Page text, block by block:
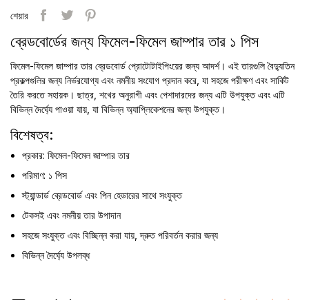
শেয়ার
ব্রেডবোর্ডের জন্য ফিমেল-ফিমেল জাম্পার তার ১ পিস
ফিমেল-ফিমেল জাম্পার তার ব্রেডবোর্ড প্রোটোটাইপিংয়ের জন্য আদর্শ। এই তারগুলি বৈদ্যুতিন
প্রকল্পগুলির জন্য নির্ভরযোগ্য এবং নমনীয় সংযোগ প্রদান করে, যা সহজে পরীক্ষণ এবং সার্কিট
তৈরি করতে সহায়ক। ছাত্র, শখের অনুরাগী এবং পেশাদারদের জন্য এটি উপযুক্ত এবং এটি
বিভিন্ন দৈর্ঘ্যে পাওয়া যায়, যা বিভিন্ন অ্যাপ্লিকেশনের জন্য উপযুক্ত।
বিশেষত্ব:
প্রকার: ফিমেল-ফিমেল জাম্পার তার
পরিমাণ: ১ পিস
স্ট্যান্ডার্ড ব্রেডবোর্ড এবং পিন হেডারের সাথে সংযুক্ত
টেকসই এবং নমনীয় তার উপাদান
সহজে সংযুক্ত এবং বিচ্ছিন্ন করা যায়, দ্রুত পরিবর্তন করার জন্য
বিভিন্ন দৈর্ঘ্যে উপলব্ধ